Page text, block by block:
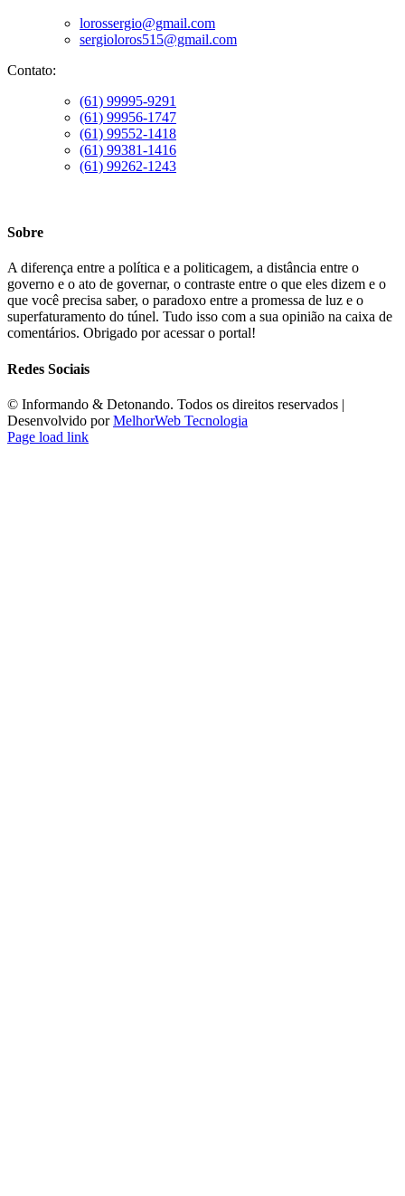
lorossergio@gmail.com
sergioloros515@gmail.com
Contato:
(61) 99995-9291
(61) 99956-1747
(61) 99552-1418
(61) 99381-1416
(61) 99262-1243
Sobre
A diferença entre a política e a politicagem, a distância entre o
governo e o ato de governar, o contraste entre o que eles dizem e o
que você precisa saber, o paradoxo entre a promessa de luz e o
superfaturamento do túnel. Tudo isso com a sua opinião na caixa de
comentários. Obrigado por acessar o portal!
Redes Sociais
©️ Informando & Detonando. Todos os direitos reservados |
Desenvolvido porMelhorWeb Tecnologia
Page load link